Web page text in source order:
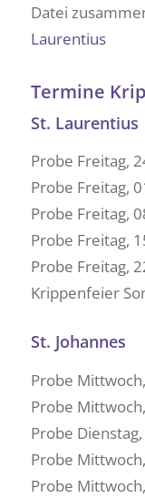
Datei
Laurentius
Termine
St. Laurentius
Probe Freitag,
Probe Freitag,
Probe Freitag,
Probe Freitag,
Probe Freitag,
Krippenfeier
St. Johannes
Probe
Probe
Probe
Probe
Probe